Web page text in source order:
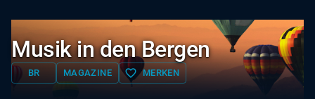
Musik in den Bergen
BR MAGAZINE favorite_border MERKEN